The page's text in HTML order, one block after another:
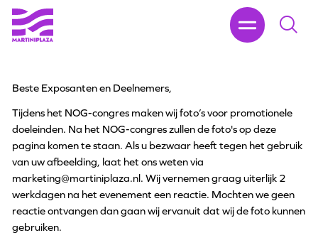
Beste Exposanten en Deelnemers,
Tijdens het NOG-congres maken wij foto’s voor promotionele
doeleinden. Na het NOG-congres zullen de foto's op deze
pagina komen te staan. Als u bezwaar heeft tegen het gebruik
van uw afbeelding, laat het ons weten via
marketing@martiniplaza.nl. Wij vernemen graag uiterlijk 2
werkdagen na het evenement een reactie. Mochten we geen
reactie ontvangen dan gaan wij ervanuit dat wij de foto kunnen
gebruiken.